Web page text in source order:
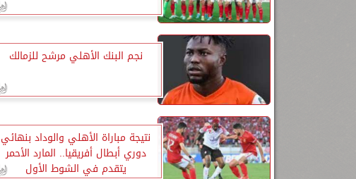
نجم البنك الأهلي مرشح للزمالك
نتيجة مباراة الأهلي والوداد بنهائي
دوري أبطال أفريقيا.. المارد الأحمر
يتقدم في الشوط الأول